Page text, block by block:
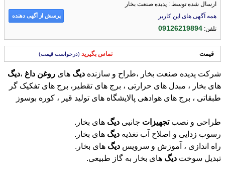
ارسال شده توسط : پدیده صنعت بخار
همه آگهی های این کاربر
تلفن:09126219894
پرسش از آگهی دهنده
قیمت تماس بگیرید (درخواست قیمت)
شرکت پدیده صنعت بخار ،طراح و سازنده دیگ های روغن داغ ،دیگ
های بخار ، مبدل های حرارتی ، برج های تقطیر، برج های تفکیک گر
طبقاتی ، برج های هوادهی پالایشگاه های تولید قیر ، کوره بوسوز
طراحی و نصبتجهیزات جانبی دیگ های بخار.
رسوب زدایی و اصلاح آب تغذیه دیگ های بخار.
راه اندازی ، آموزش و سرویس دیگ های بخار.
تبدیل سوخت دیگ های بخار به گاز طبیعی.